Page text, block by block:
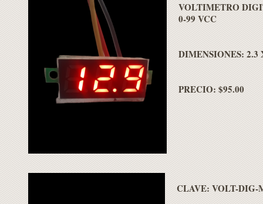
VOLTIMETRO
0-99 VCC
DIMENSIONES: 2.3
PRECIO: $95.00
CLAVE: VOLT-DIG-